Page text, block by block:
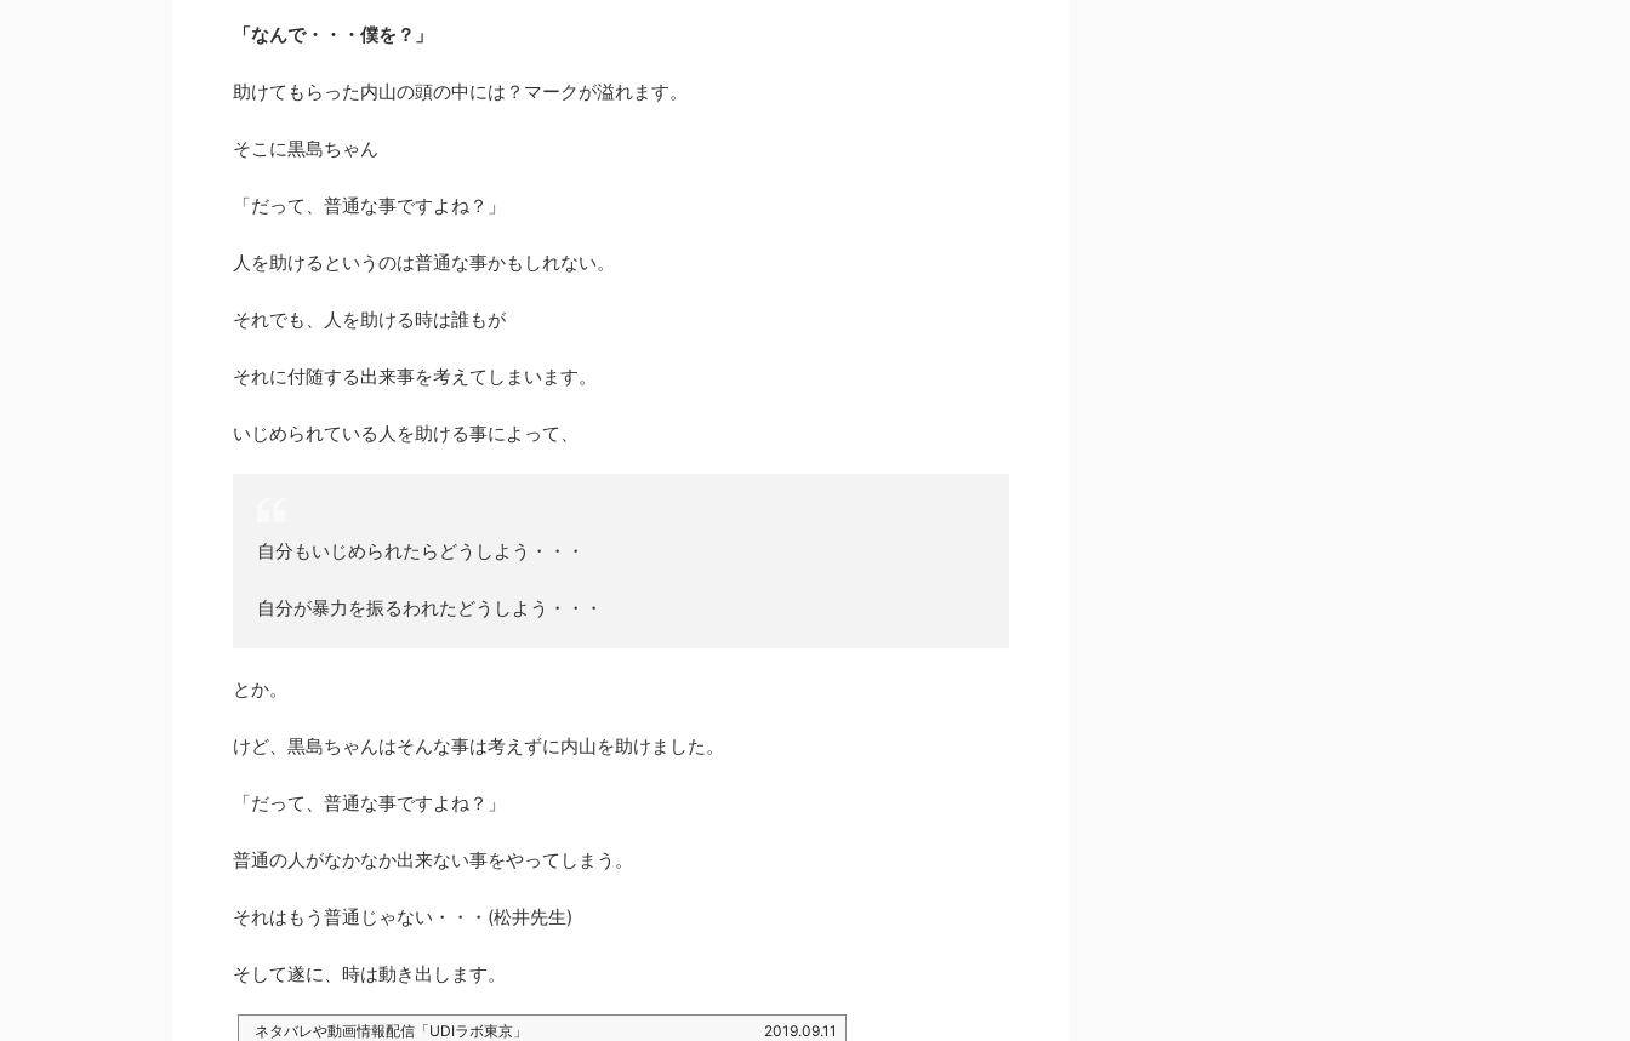
「なんで・・・僕を？」
助けてもらった内山の頭の中には？マークが溢れます。
そこに黒島ちゃん
「だって、普通な事ですよね？」
人を助けるというのは普通な事かもしれない。
それでも、人を助ける時は誰もが
それに付随する出来事を考えてしまいます。
いじめられている人を助ける事によって、
自分もいじめられたらどうしよう・・・
自分が暴力を振るわれたどうしよう・・・
とか。
けど、黒島ちゃんはそんな事は考えずに内山を助けました。
「だって、普通な事ですよね？」
普通の人がなかなか出来ない事をやってしまう。
それはもう普通じゃない・・・(松井先生)
そして遂に、時は動き出します。
ネタバレや動画情報配信「UDIラボ東京」 2019.09.11